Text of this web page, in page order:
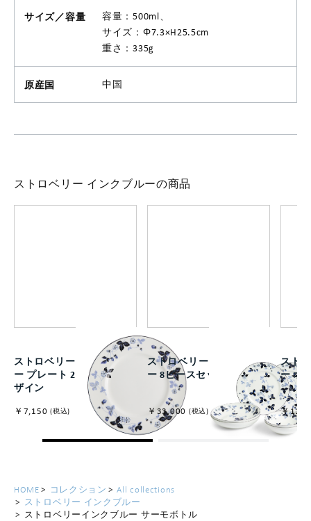
サイズ／容量
容量：500ml、
サイズ：Φ7.3×H25.5cm
重さ：335g
原産国 中国
ストロベリー インクブルーの商品
ストロベリー インクブル
ー プレート 27cm リムデ
ザイン
￥7,150 (税込)
ストロベリー インクブル
ー 8ピースセット
￥33,000 (税込)
スト
ー オ
￥
HOME コレクション
All collections
ストロベリー インクブルー
ストロベリーインクブルー サーモボトル